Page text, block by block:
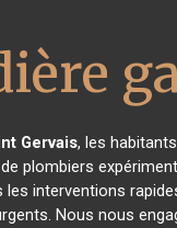
Gervais, les
plombiers
interventions
Nous nous